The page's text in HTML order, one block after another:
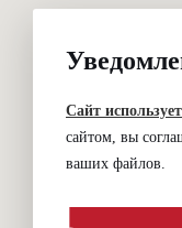
Сайт
сайтом, вы
ваших файлов.